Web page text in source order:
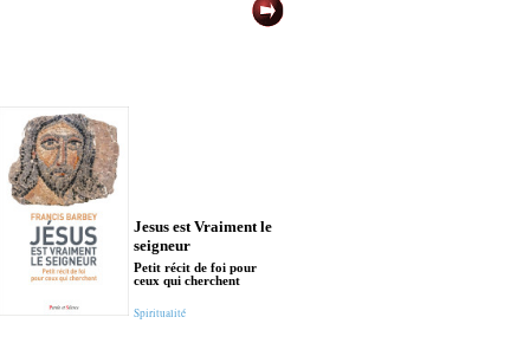
Jesus est Vraiment le
seigneur
Petit récit de foi pour
ceux qui cherchent
Spiritualité